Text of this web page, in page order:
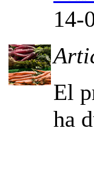
14-
El
ha